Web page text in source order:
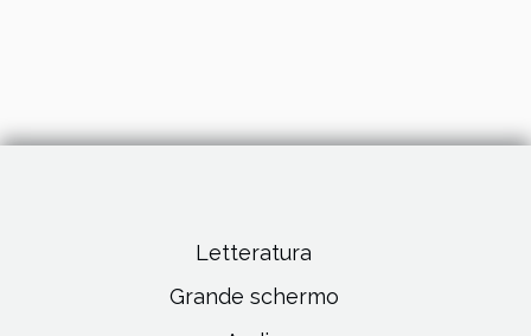
Letteratura
Grande schermo